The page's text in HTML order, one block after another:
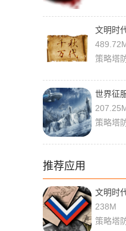
文明时
万代
版 安卓
策略塔
世界征
日余晖
新版
策略塔
推荐应用
文明时
胜利 1.5
238M
策略塔